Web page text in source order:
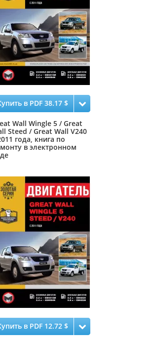
в PDF 38.17 $
Wall Wingle 5 / Great
Steed / Great Wall V240
года, книга по
в электронном
в PDF 12.72 $